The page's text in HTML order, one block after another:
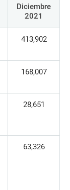
Diciembre
2021
413,902
168,007
28,651
63,326